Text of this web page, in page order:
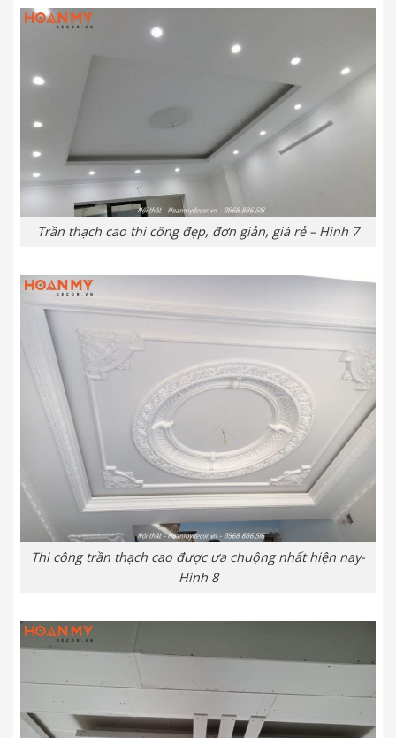
Trần thạch cao thi công đẹp, đơn giản, giá rẻ – Hình 7
Thi công trần thạch cao được ưa chuộng nhất hiện nay-
Hình 8